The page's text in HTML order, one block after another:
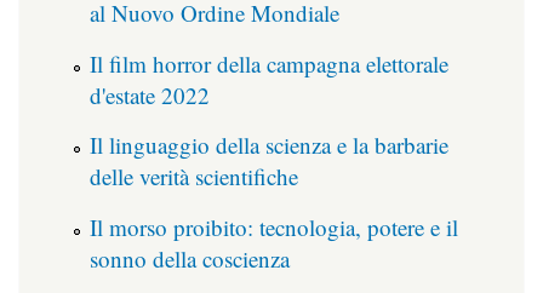
al Nuovo Ordine Mondiale
Il film horror della campagna elettorale
d'estate 2022
Il linguaggio della scienza e la barbarie
delle verità scientifiche
Il morso proibito: tecnologia, potere e il
sonno della coscienza